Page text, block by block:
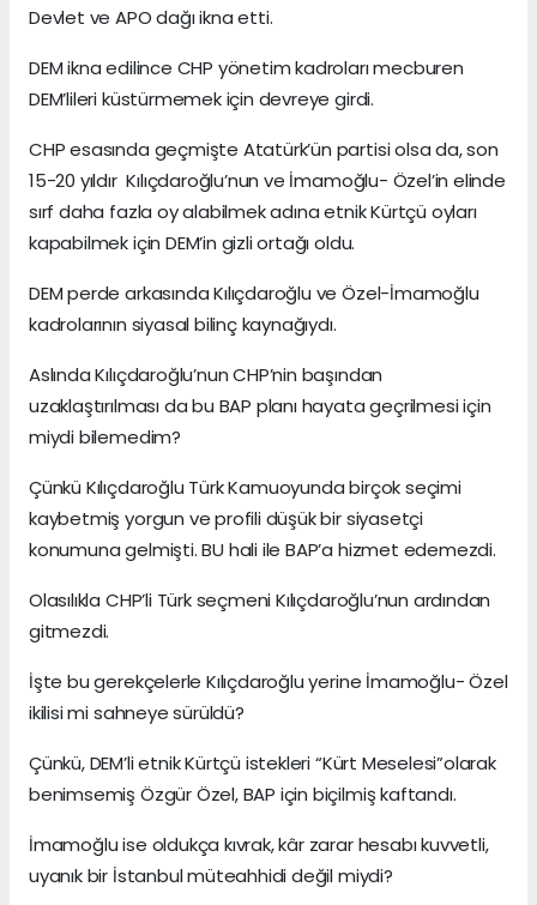
Devlet ve APO dağı ikna etti.
DEM ikna edilince CHP yönetim kadroları mecburen
DEM’lileri küstürmemek için devreye girdi.
CHP esasında geçmişte Atatürk’ün partisi olsa da, son
15-20 yıldır Kılıçdaroğlu’nun ve İmamoğlu- Özel’in elinde
sırf daha fazla oy alabilmek adına etnik Kürtçü oyları
kapabilmek için DEM’in gizli ortağı oldu.
DEM perde arkasında Kılıçdaroğlu ve Özel-İmamoğlu
kadrolarının siyasal bilinç kaynağıydı.
Aslında Kılıçdaroğlu’nun CHP’nin başından
uzaklaştırılması da bu BAP planı hayata geçrilmesi için
miydi bilemedim?
Çünkü Kılıçdaroğlu Türk Kamuoyunda birçok seçimi
kaybetmiş yorgun ve profili düşük bir siyasetçi
konumuna gelmişti. BU hali ile BAP’a hizmet edemezdi.
Olasılıkla CHP’li Türk seçmeni Kılıçdaroğlu’nun ardından
gitmezdi.
İşte bu gerekçelerle Kılıçdaroğlu yerine İmamoğlu- Özel
ikilisi mi sahneye sürüldü?
Çünkü, DEM’li etnik Kürtçü istekleri “Kürt Meselesi”olarak
benimsemiş Özgür Özel, BAP için biçilmiş kaftandı.
İmamoğlu ise oldukça kıvrak, kâr zarar hesabı kuvvetli,
uyanık bir İstanbul müteahhidi değil miydi?